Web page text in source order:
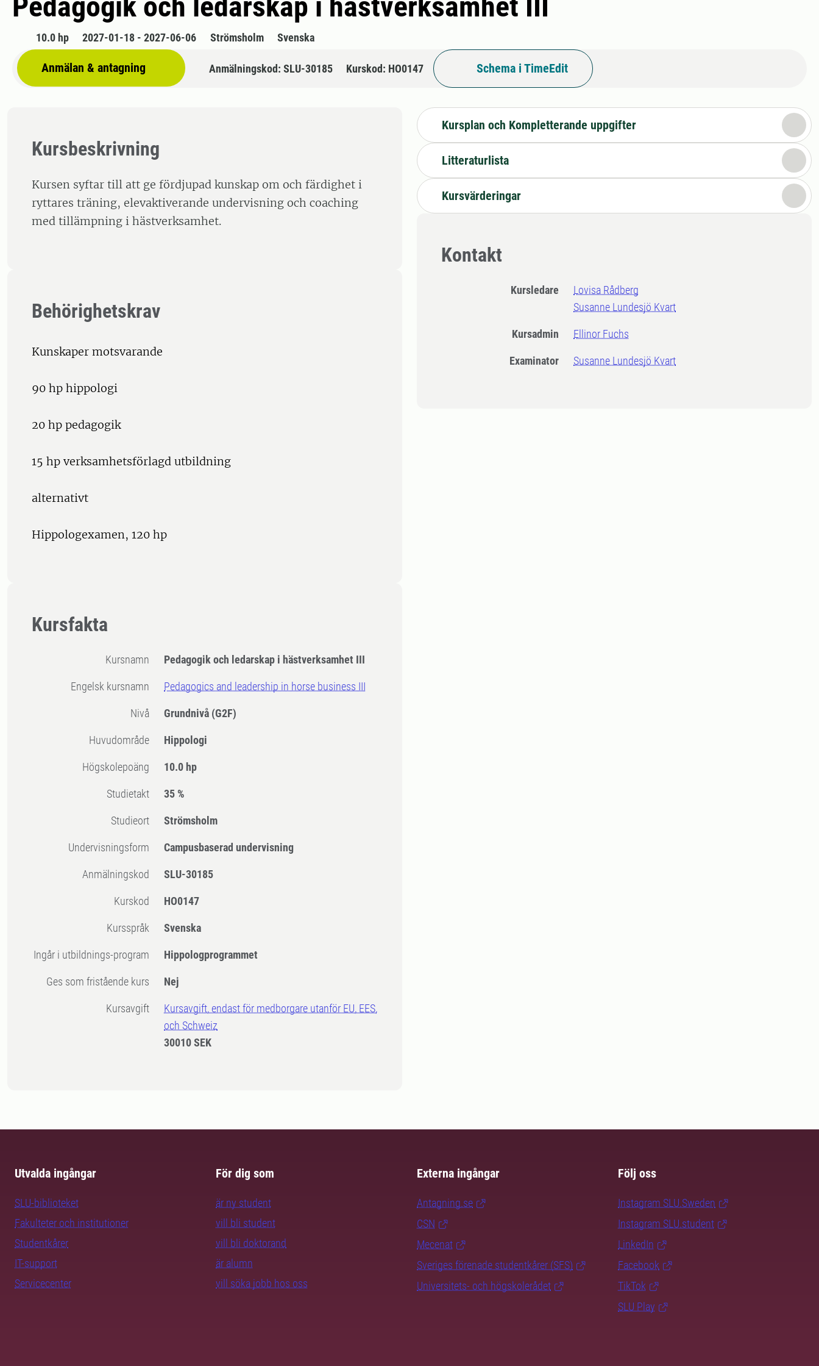
10.0 hp 2027-01-18 - 2027-06-06 Strömsholm Svenska
Anmälan & antagning Anmälningskod: SLU-30185 Kurskod: HO0147 Schema i TimeEdit
Kursbeskrivning
Kursen syftar till att ge fördjupad kunskap om och färdighet i
ryttares träning, elevaktiverande undervisning och coaching
med tillämpning i hästverksamhet.
Behörighetskrav
Kunskaper motsvarande
90 hp hippologi
20 hp pedagogik
15 hp verksamhetsförlagd utbildning
alternativt
Hippologexamen, 120 hp
Kursfakta
Kursnamn Pedagogik och ledarskap i hästverksamhet III
Engelsk kursnamn Pedagogics and leadership in horse business III
Nivå Grundnivå (G2F)
Huvudområde Hippologi
högskolepoäng 10.0 hp
Studietakt 35 %
Studieort Strömsholm
Undervisningsform Campusbaserad undervisning
Anmälningskod SLU-30185
Kurskod HO0147
Kursspråk Svenska
Ingår i utbildnings-program Hippologprogrammet
Ges som fristående kurs Nej
Kursavgift
Kursavgift, endast för medborgare utanför EU, EES,
och Schweiz
30010 SEK
Kursplan och Kompletterande uppgifter
Litteraturlista
Kursvärderingar
Kontakt
Kursledare
Lovisa Rådberg
Susanne Lundesjö Kvart
Kursadmin Ellinor Fuchs
Examinator Susanne Lundesjö Kvart
Utvalda ingångar
SLU-biblioteket
Fakulteter och institutioner
Studentkårer
IT-support
Servicecenter
För dig som
är ny student
vill bli student
vill bli doktorand
är alumn
vill söka jobb hos oss
Externa ingångar
Antagning.se
CSN
Mecenat
Sveriges förenade studentkårer (SFS)
Universitets- och högskolerådet
Följ oss
Instagram SLU.Sweden
Instagram SLU.student
LinkedIn
Facebook
TikTok
SLU Play